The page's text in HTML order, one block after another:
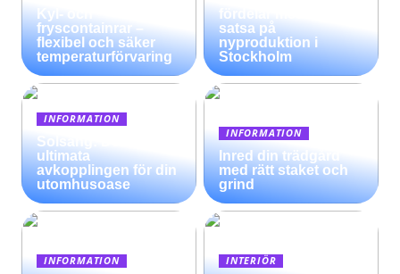
Kyl- och
fryscontainrar –
flexibel och säker
temperaturförvaring
fördelar med att
satsa på
nyproduktion i
Stockholm
INFORMATION
Solsäng: Den
ultimata
avkopplingen för din
utomhusoase
INFORMATION
Inred din trädgård
med rätt staket och
grind
INFORMATION INTERIÖR